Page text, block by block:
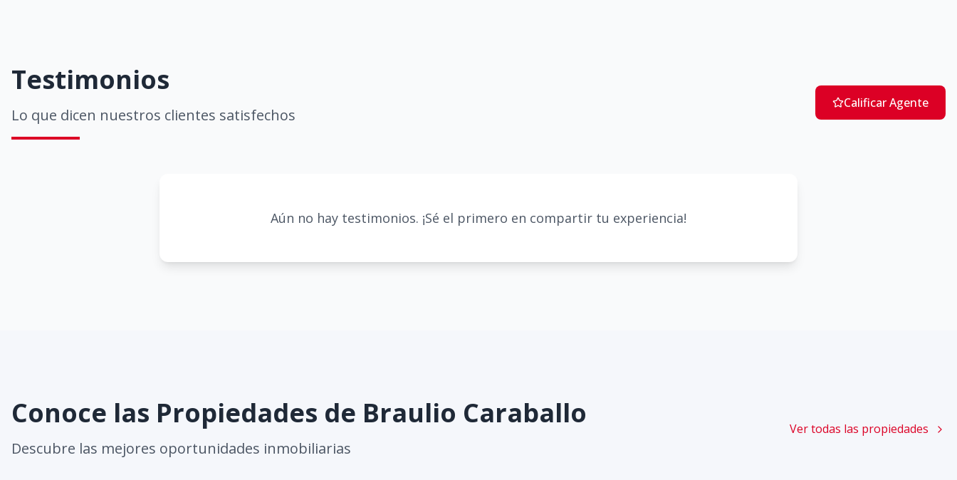
Testimonios
Lo que dicen nuestros clientes satisfechos
Calificar Agente
Aún no hay testimonios. ¡Sé el primero en compartir tu experiencia!
Conoce las Propiedades de Braulio Caraballo
Descubre las mejores oportunidades inmobiliarias
Ver todas las propiedades